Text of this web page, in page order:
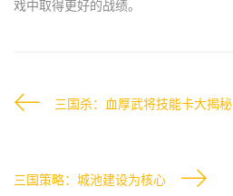
戏中取得更好的战绩。
三国杀：血厚武将技能卡大揭秘
三国策略：城池建设为核心